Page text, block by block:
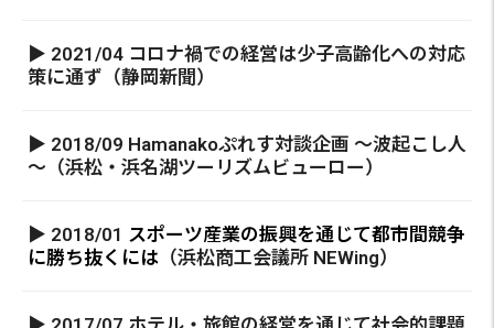
▶ 2021/04 コロナ禍での経営は少子高齢化への対応
策に通ず（静岡新聞）
▶ 2018/09 Hamanakoぷれす対談企画 ～波起こし人
～（浜松・浜名湖ツーリズムビューロー）
▶ 2018/01 スポーツ産業の振興を通じて都市間競争
に勝ち抜くには （浜松商工会議所 NEWing）